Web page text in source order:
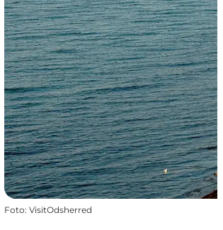
Foto: VisitOdsherred